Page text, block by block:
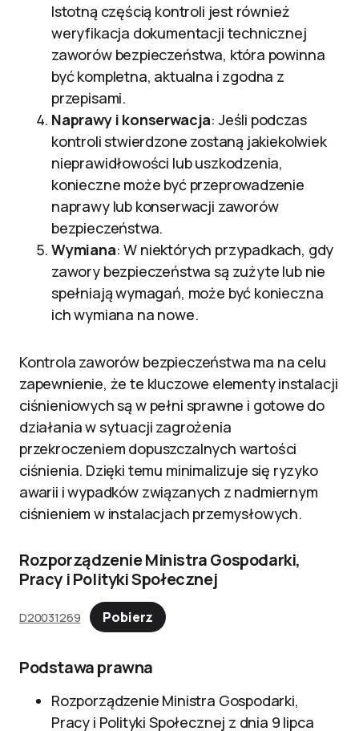
Istotną częścią kontroli jest również
weryfikacja dokumentacji technicznej
zaworów bezpieczeństwa, która powinna
być kompletna, aktualna i zgodna z
przepisami.
Naprawy i konserwacja: Jeśli podczas
kontroli stwierdzone zostaną jakiekolwiek
nieprawidłowości lub uszkodzenia,
konieczne może być przeprowadzenie
naprawy lub konserwacji zaworów
bezpieczeństwa.
Wymiana: W niektórych przypadkach, gdy
zawory bezpieczeństwa są zużyte lub nie
spełniają wymagań, może być konieczna
ich wymiana na nowe.
Kontrola zaworów bezpieczeństwa ma na celu
zapewnienie, że te kluczowe elementy instalacji
ciśnieniowych są w pełni sprawne i gotowe do
działania w sytuacji zagrożenia
przekroczeniem dopuszczalnych wartości
ciśnienia. Dzięki temu minimalizuje się ryzyko
awarii i wypadków związanych z nadmiernym
ciśnieniem w instalacjach przemysłowych.
Rozporządzenie Ministra Gospodarki,
Pracy i Polityki Społecznej
D20031269 Pobierz
Podstawa prawna
Rozporządzenie Ministra Gospodarki,
Pracy i Polityki Społecznej z dnia 9 lipca